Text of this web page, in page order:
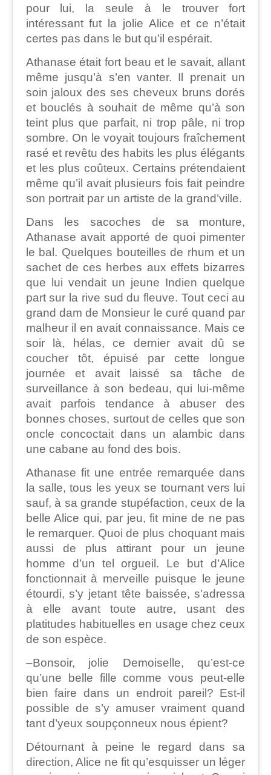
pour lui, la seule à le trouver fort
intéressant fut la jolie Alice et ce n’était
certes pas dans le but qu’il espérait.
Athanase était fort beau et le savait, allant
même jusqu’à s’en vanter. Il prenait un
soin jaloux des ses cheveux bruns dorés
et bouclés à souhait de même qu’à son
teint plus que parfait, ni trop pâle, ni trop
sombre. On le voyait toujours fraîchement
rasé et revêtu des habits les plus élégants
et les plus coûteux. Certains prétendaient
même qu’il avait plusieurs fois fait peindre
son portrait par un artiste de la grand’ville.
Dans les sacoches de sa monture,
Athanase avait apporté de quoi pimenter
le bal. Quelques bouteilles de rhum et un
sachet de ces herbes aux effets bizarres
que lui vendait un jeune Indien quelque
part sur la rive sud du fleuve. Tout ceci au
grand dam de Monsieur le curé quand par
malheur il en avait connaissance. Mais ce
soir là, hélas, ce dernier avait dû se
coucher tôt, épuisé par cette longue
journée et avait laissé sa tâche de
surveillance à son bedeau, qui lui-même
avait parfois tendance à abuser des
bonnes choses, surtout de celles que son
oncle concoctait dans un alambic dans
une cabane au fond des bois.
Athanase fit une entrée remarquée dans
la salle, tous les yeux se tournant vers lui
sauf, à sa grande stupéfaction, ceux de la
belle Alice qui, par jeu, fit mine de ne pas
le remarquer. Quoi de plus choquant mais
aussi de plus attirant pour un jeune
homme d’un tel orgueil. Le but d’Alice
fonctionnait à merveille puisque le jeune
étourdi, s’y jetant tête baissée, s’adressa
à elle avant toute autre, usant des
platitudes habituelles en usage chez ceux
de son espèce.
–Bonsoir, jolie Demoiselle, qu’est-ce
qu’une belle fille comme vous peut-elle
bien faire dans un endroit pareil? Est-il
possible de s’y amuser vraiment quand
tant d’yeux soupçonneux nous épient?
Détournant à peine le regard dans sa
direction, Alice ne fit qu’esquisser un léger